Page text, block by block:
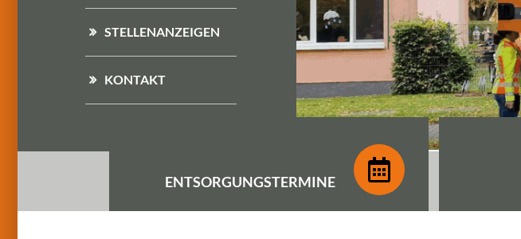
STELLENANZEIGEN
KONTAKT
ENTSORGUNGSTERMINE